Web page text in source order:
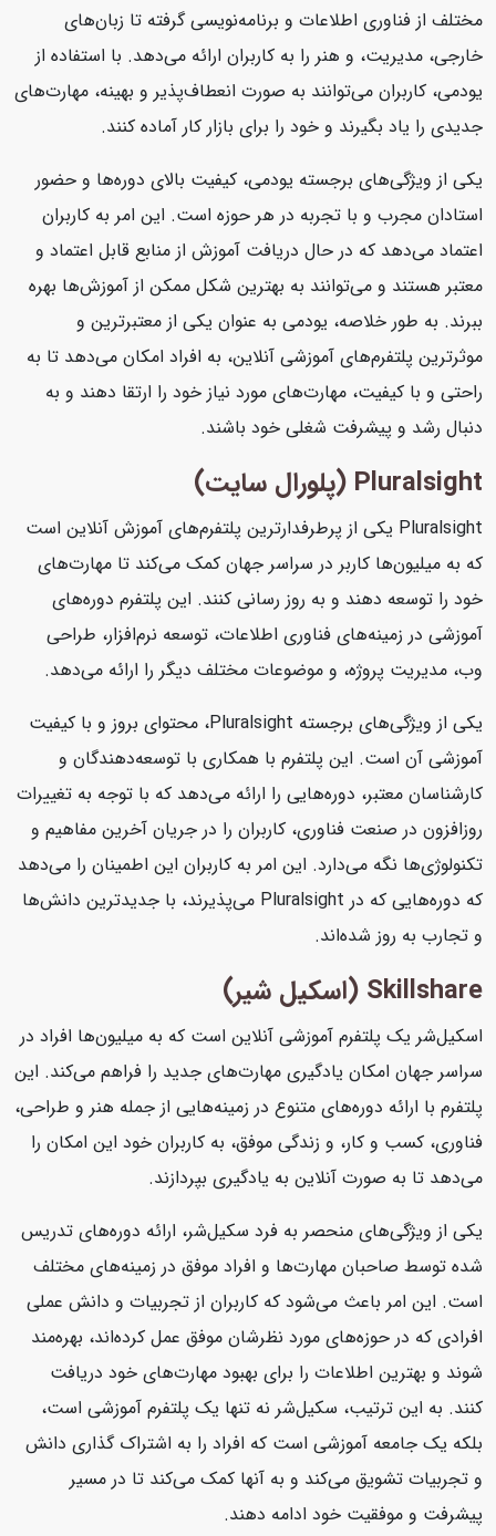
مختلف از فناوری اطلاعات و برنامه‌نویسی گرفته تا زبان‌های
خارجی، مدیریت، و هنر را به کاربران ارائه می‌دهد. با استفاده از
یودمی، کاربران می‌توانند به صورت انعطاف‌پذیر و بهینه، مهارت‌های
جدیدی را یاد بگیرند و خود را برای بازار کار آماده کنند.
یکی از ویژگی‌های برجسته یودمی، کیفیت بالای دوره‌ها و حضور
استادان مجرب و با تجربه در هر حوزه است. این امر به کاربران
اعتماد می‌دهد که در حال دریافت آموزش از منابع قابل اعتماد و
معتبر هستند و می‌توانند به بهترین شکل ممکن از آموزش‌ها بهره
ببرند. به طور خلاصه، یودمی به عنوان یکی از معتبرترین و
موثرترین پلتفرم‌های آموزشی آنلاین، به افراد امکان می‌دهد تا به
راحتی و با کیفیت، مهارت‌های مورد نیاز خود را ارتقا دهند و به
دنبال رشد و پیشرفت شغلی خود باشند.
Pluralsight (پلورال سایت)
Pluralsight یکی از پرطرفدارترین پلتفرم‌های آموزش آنلاین است
که به میلیون‌ها کاربر در سراسر جهان کمک می‌کند تا مهارت‌های
خود را توسعه دهند و به روز رسانی کنند. این پلتفرم دوره‌های
آموزشی در زمینه‌های فناوری اطلاعات، توسعه نرم‌افزار، طراحی
وب، مدیریت پروژه، و موضوعات مختلف دیگر را ارائه می‌دهد.
یکی از ویژگی‌های برجسته Pluralsight، محتوای بروز و با کیفیت
آموزشی آن است. این پلتفرم با همکاری با توسعه‌دهندگان و
کارشناسان معتبر، دوره‌هایی را ارائه می‌دهد که با توجه به تغییرات
روزافزون در صنعت فناوری، کاربران را در جریان آخرین مفاهیم و
تکنولوژی‌ها نگه می‌دارد. این امر به کاربران این اطمینان را می‌دهد
که دوره‌هایی که در Pluralsight می‌پذیرند، با جدیدترین دانش‌ها
و تجارب به روز شده‌اند.
Skillshare (اسکیل شیر)
اسکیل‌شر یک پلتفرم آموزشی آنلاین است که به میلیون‌ها افراد در
سراسر جهان امکان یادگیری مهارت‌های جدید را فراهم می‌کند. این
پلتفرم با ارائه دوره‌های متنوع در زمینه‌هایی از جمله هنر و طراحی،
فناوری، کسب و کار، و زندگی موفق، به کاربران خود این امکان را
می‌دهد تا به صورت آنلاین به یادگیری بپردازند.
یکی از ویژگی‌های منحصر به فرد سکیل‌شر، ارائه دوره‌های تدریس
شده توسط صاحبان مهارت‌ها و افراد موفق در زمینه‌های مختلف
است. این امر باعث می‌شود که کاربران از تجربیات و دانش عملی
افرادی که در حوزه‌های مورد نظرشان موفق عمل کرده‌اند، بهره‌مند
شوند و بهترین اطلاعات را برای بهبود مهارت‌های خود دریافت
کنند. به این ترتیب، سکیل‌شر نه تنها یک پلتفرم آموزشی است،
بلکه یک جامعه آموزشی است که افراد را به اشتراک گذاری دانش
و تجربیات تشویق می‌کند و به آنها کمک می‌کند تا در مسیر
پیشرفت و موفقیت خود ادامه دهند.